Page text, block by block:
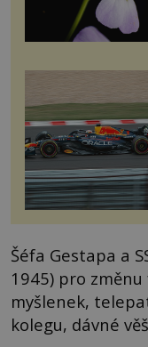
Šéfa Gestapa a
1945) pro
myšlenek,
kolegu, dávné